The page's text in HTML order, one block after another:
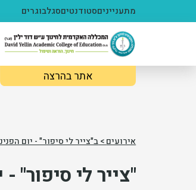
דילוג לתוכן העיקרימתענייניםסטודנטיםסגלבוגרים
אתר בהרצה
אירועים>ב"צייר לי סיפור" - יום
"צייר לי סיפור"